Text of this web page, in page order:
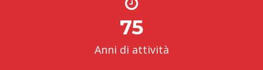
75
Anni di attività